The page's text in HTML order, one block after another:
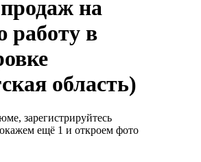
на
работу в
область)
зарегистрируйтесь
ещё 1 и откроем фото